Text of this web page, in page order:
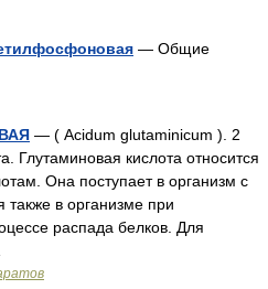
— Общие
— ( Аcidum glutaminicum ). 2
Глутаминовая кислота относится
Она поступает в организм с
также в организме при
распада белков. Для